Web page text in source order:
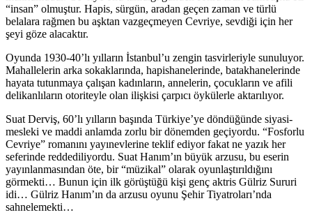
“insan” olmuştur. Hapis, sürgün, aradan geçen zaman ve türlü
belalara rağmen bu aşktan vazgeçmeyen Cevriye, sevdiği için her
şeyi göze alacaktır.
Oyunda 1930-40’lı yılların İstanbul’u zengin tasvirleriyle sunuluyor.
Mahallelerin arka sokaklarında, hapishanelerinde, batakhanelerinde
hayata tutunmaya çalışan kadınların, annelerin, çocukların ve afili
delikanlıların otoriteyle olan ilişkisi çarpıcı öykülerle aktarılıyor.
Suat Derviş, 60’lı yılların başında Türkiye’ye döndüğünde siyasi-
mesleki ve maddi anlamda zorlu bir dönemden geçiyordu. “Fosforlu
Cevriye” romanını yayınevlerine teklif ediyor fakat ne yazık her
seferinde reddediliyordu. Suat Hanım’ın büyük arzusu, bu eserin
yayınlanmasından öte, bir “müzikal” olarak oyunlaştırıldığını
görmekti… Bunun için ilk görüştüğü kişi genç aktris Gülriz Sururi
idi… Gülriz Hanım’ın da arzusu oyunu Şehir Tiyatroları’nda
sahnelemekti…